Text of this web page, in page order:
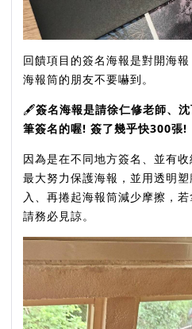
回饋項目的簽名海報是對開海
海報筒的朋友不要嚇到。
🖋簽名海報是請徐仁修老師、
筆簽名的喔! 簽了幾乎快300張!
因為是在不同地方簽名、並有
最大努力保護海報，並用透明
入、再捲起海報筒減少摩擦，
請務必見諒。